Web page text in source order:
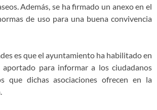
Además, se ha firmado un anexo en el
de uso para una buena convivencia
es que el ayuntamiento ha habilitado en
para informar a los ciudadanos
que dichas asociaciones ofrecen en la